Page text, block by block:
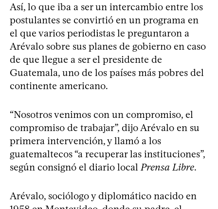
Así, lo que iba a ser un intercambio entre los
postulantes se convirtió en un programa en
el que varios periodistas le preguntaron a
Arévalo sobre sus planes de gobierno en caso
de que llegue a ser el presidente de
Guatemala, uno de los países más pobres del
continente americano.
“Nosotros venimos con un compromiso, el
compromiso de trabajar”, dijo Arévalo en su
primera intervención, y llamó a los
guatemaltecos “a recuperar las instituciones”,
según consignó el diario local Prensa Libre.
Arévalo, sociólogo y diplomático nacido en